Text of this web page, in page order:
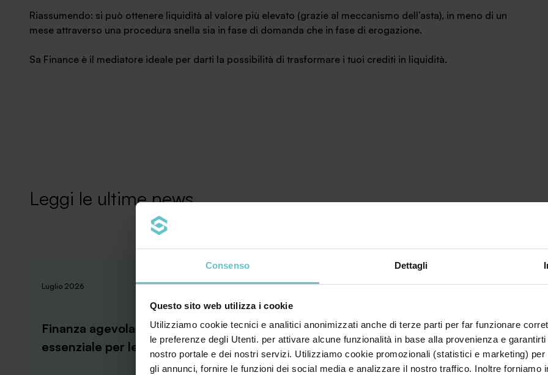
Consenso Dettagli
Questo sito web utilizza i cookie
Utilizziamo cookie tecnici e analitici anonimizzati anche di terze parti per far funzionare
le preferenze degli Utenti. per attivare alcune funzionalità in base alla provenienza e
nostro portale e dei nostri servizi. Utilizziamo cookie promozionali (statistici e marketing)
gli annunci, fornire le funzioni dei social media e analizzare il nostro traffico. Inoltre forniamo
Riassumendo: si può ottenere liquidità al valore più elevato (grazie al meccanismo dell’asta), in meno di un
mese attraverso una procedura snella sia in fase di domanda che in fase di erogazione.
Sa Finance è il mediatore ideale per darti la possibilità di trasformare i tuoi crediti in liquidità.
Leggi le ultime news
Luglio 2026 News
Finanza agevolata: il dizionario
essenziale per le imprese
Luglio 2026 News
Quanto ne sai
sull’iperammortamento? Scoprilo
ora con il nostro quiz estivo